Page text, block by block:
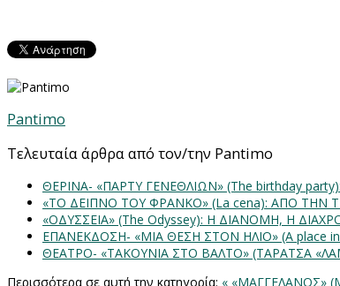
Pantimo
Τελευταία άρθρα από τον/την Pantimo
ΘΕΡΙΝΑ- «ΠΑΡΤΥ ΓΕΝΕΘΛΙΩΝ» (The birthday
«ΤΟ ΔΕΙΠΝΟ ΤΟΥ ΦΡΑΝΚΟ» (La cena): ΑΠΟ ΤΗΝ
«ΟΔΥΣΣΕΙΑ» (The Odyssey): Η ΔΙΑΝΟΜΗ, Η
ΕΠΑΝΕΚΔΟΣΗ- «ΜΙΑ ΘΕΣΗ ΣΤΟΝ ΗΛΙΟ» (Α place
ΘΕΑΤΡΟ- «ΤΑΚΟΥΝΙΑ ΣΤΟ ΒΑΛΤΟ» (ΤΑΡΑΤΣΑ
Περισσότερα σε αυτή την κατηγορία: « «ΜΑΓΓΕΛΑΝΟΣ»